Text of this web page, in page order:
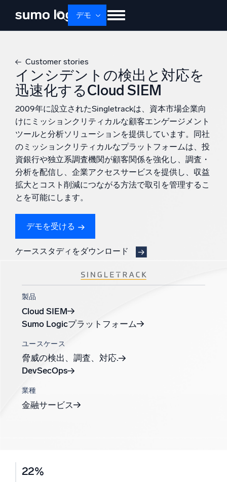
デモ
ドキュメント 学ぶ かいしゃじょうほう
ログイン 無料トライアル サポート
Dojo AI
マルチエージェントAIプラットフォーム
プラットフォーム
監視、トラブルシューティング、自動化、防御
AI/ML 搭載
脅威を迅速に発見し、より賢く対応
セキュリティ用ログ
ダイナミックオブザーバビリティ
包括的な可視性で検出・解決
信頼され、認定済み
Customer stories
インシデントの検出と対応を
迅速化するCloud SIEM
2009年に設立されたSingletrackは、資本市場企業向
けにミッションクリティカルな顧客エンゲージメント
ツールと分析ソリューションを提供しています。同社
のミッションクリティカルなプラットフォームは、投
資銀行や独立系調査機関が顧客関係を強化し、調査・
分析を配信し、企業アクセスサービスを提供し、収益
拡大とコスト削減につながる方法で取引を管理するこ
とを可能にします。
デモを受ける
ケーススタディをダウンロード
製品
Cloud SIEM
Sumo Logicプラットフォーム
ユースケース
脅威の検出、調査、対応.
DevSecOps
業種
金融サービス
22%